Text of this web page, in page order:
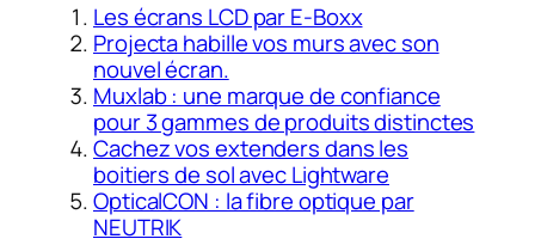
Les écrans LCD par E-Boxx
Projecta habille vos murs avec son
nouvel écran.
Muxlab : une marque de confiance
pour 3 gammes de produits distinctes
Cachez vos extenders dans les
boitiers de sol avec Lightware
OpticalCON : la fibre optique par
NEUTRIK